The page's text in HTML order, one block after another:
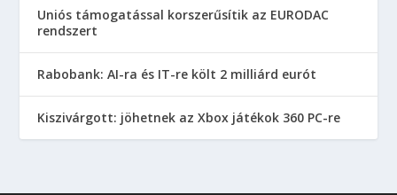
Uniós támogatással korszerűsítik az EURODAC
rendszert
Rabobank: AI-ra és IT-re költ 2 milliárd eurót
Kiszivárgott: jöhetnek az Xbox játékok 360 PC-re